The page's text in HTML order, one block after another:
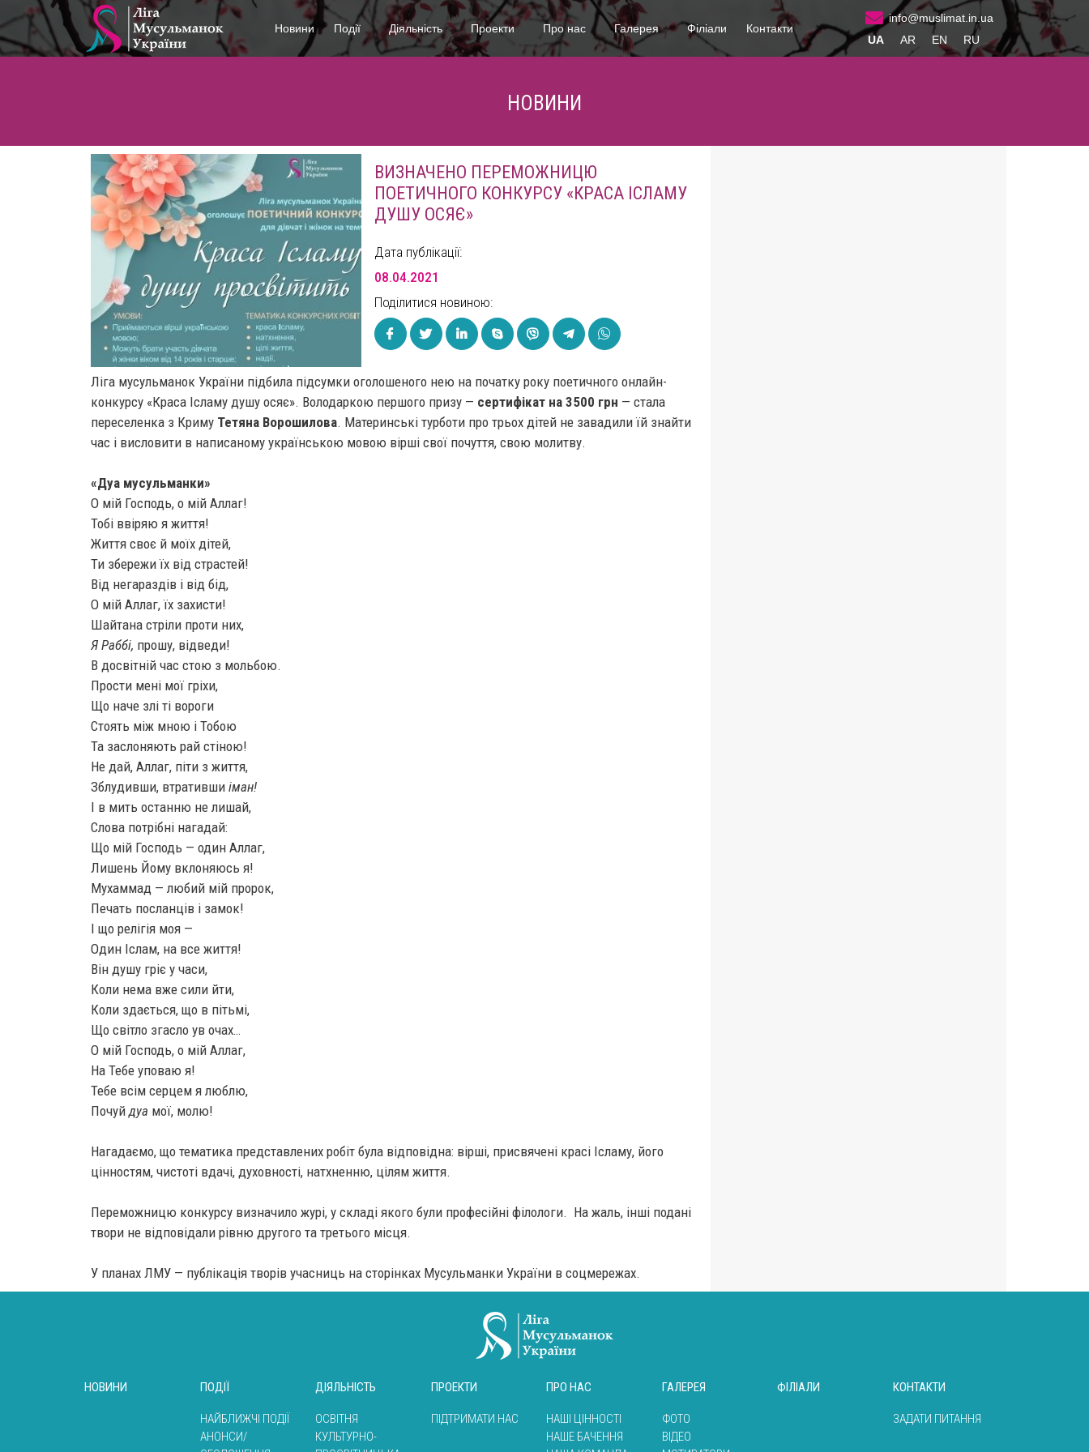
Новини Події Діяльність Проекти Про нас Галерея Філіали Контакти
info@muslimat.in.ua
UA
AR EN RU
НОВИНИ
ВИЗНАЧЕНО ПЕРЕМОЖНИЦЮ
ПОЕТИЧНОГО КОНКУРСУ «КРАСА ІСЛАМУ
ДУШУ ОСЯЄ»
Дата публікації:
08.04.2021
Поділитися новиною:
Ліга мусульманок України підбила підсумки оголошеного нею на початку року поетичного онлайн-
конкурсу «Краса Ісламу душу осяє». Володаркою першого призу — сертифікат на 3500 грн — стала
переселенка з Криму Тетяна Ворошилова. Материнські турботи про трьох дітей не завадили їй знайти
час і висловити в написаному українською мовою вірші свої почуття, свою молитву.
«Дуа мусульманки»
О мій Господь, о мій Аллаг!
Тобі ввіряю я життя!
Життя своє й моїх дітей,
Ти збережи їх від страстей!
Від негараздів і від бід,
О мій Аллаг, їх захисти!
Шайтана стріли проти них,
Я Раббі, прошу, відведи!
В досвітній час стою з мольбою.
Прости мені мої гріхи,
Що наче злі ті вороги
Стоять між мною і Тобою
Та заслоняють рай стіною!
Не дай, Аллаг, піти з життя,
Зблудивши, втративши іман!
І в мить останню не лишай,
Слова потрібні нагадай:
Що мій Господь — один Аллаг,
Лишень Йому вклоняюсь я!
Мухаммад — любий мій пророк,
Печать посланців і замок!
І що релігія моя —
Один Іслам, на все життя!
Він душу гріє у часи,
Коли нема вже сили йти,
Коли здається, що в пітьмі,
Що світло згасло ув очах…
О мій Господь, о мій Аллаг,
На Тебе уповаю я!
Тебе всім серцем я люблю,
Почуйдуа мої, молю!
Нагадаємо, що тематика представлених робіт була відповідна: вірші, присвячені красі Ісламу, його
цінностям, чистоті вдачі, духовності, натхненню, цілям життя.
Переможницю конкурсу визначило журі, у складі якого були професійні філологи. На жаль, інші подані
твори не відповідали рівню другого та третього місця.
У планах ЛМУ — публікація творів учасниць на сторінках Мусульманки України в соцмережах.
НОВИНИ ПОДІЇ
НАЙБЛИЖЧІ ПОДІЇ
АНОНСИ/
ДІЯЛЬНІСТЬ
ОСВІТНЯ
КУЛЬТУРНО-
ПРОЕКТИ
ПІДТРИМАТИ НАС
ПРО НАС
НАШІ ЦІННОСТІ
НАШЕ БАЧЕННЯ
ГАЛЕРЕЯ
ФОТО
ВІДЕО
ФІЛІАЛИ КОНТАКТИ
ЗАДАТИ ПИТАННЯ